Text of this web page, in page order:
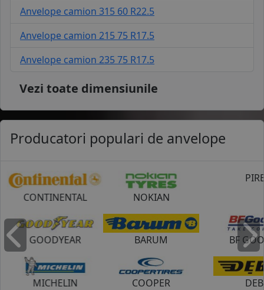
Anvelope camion 315 60 R22.5
Anvelope camion 215 75 R17.5
Anvelope camion 235 75 R17.5
Vezi toate dimensiunile
Producatori populari de anvelope
NOKIAN
BARUM BF GOODRICH
COOPER
Inapoi